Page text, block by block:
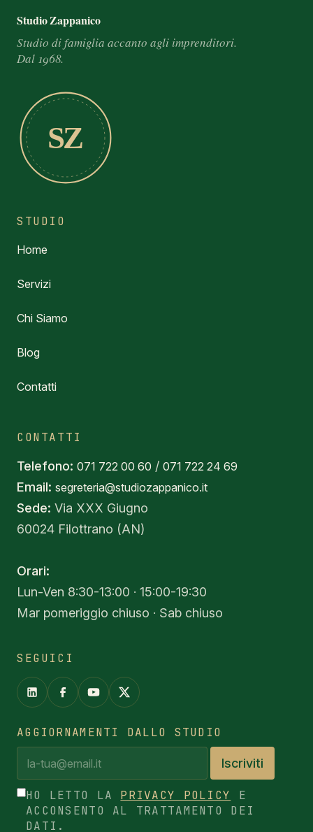
Footer e informazioni
Studio Zappanico
Studio di famiglia accanto agli imprenditori.
Dal 1968.
SZ
STUDIO
Home
Servizi
Chi Siamo
Blog
Contatti
CONTATTI
Telefono: 071 722 00 60 / 071 722 24 69
Email: segreteria@studiozappanico.it
Sede: Via XXX Giugno
60024 Filottrano (AN)
Orari:
Lun-Ven 8:30-13:00 · 15:00-19:30
Mar pomeriggio chiuso · Sab chiuso
SEGUICI
AGGIORNAMENTI DALLO STUDIO
Iscriviti
HO LETTO LA PRIVACY POLICY
E
ACCONSENTO AL TRATTAMENTO DEI
DATI.